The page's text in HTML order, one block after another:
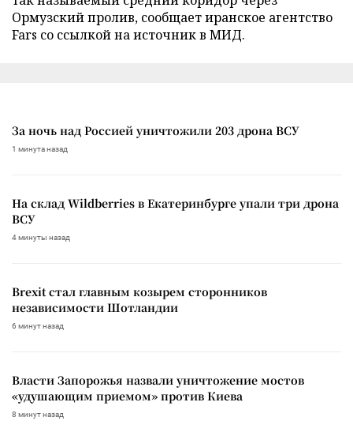
Ормузский пролив, сообщает иранское агентство
Fars со ссылкой на источник в МИД.
За ночь над Россией уничтожили 203 дрона ВСУ
1 минута назад
На склад Wildberries в Екатеринбурге упали три дрона
ВСУ
4 минуты назад
Brexit стал главным козырем сторонников
независимости Шотландии
6 минут назад
Власти Запорожья назвали уничтожение мостов
«удушающим приемом» против Киева
8 минут назад